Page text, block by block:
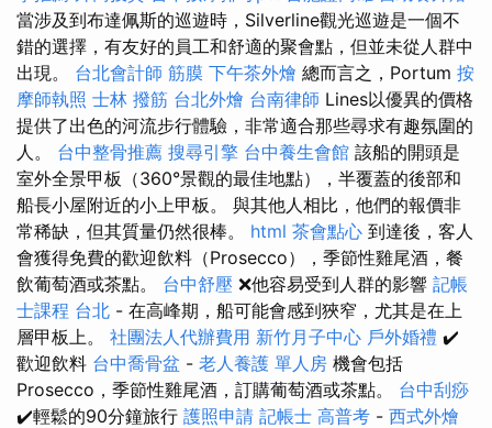
當涉及到布達佩斯的巡遊時，Silverline觀光巡遊是一個不
錯的選擇，有友好的員工和舒適的聚會點，但並未從人群中
出現。 台北會計師 筋膜 下午茶外燴 總而言之，Portum 按
摩師執照 士林 撥筋 台北外燴 台南律師 Lines以優異的價格
提供了出色的河流步行體驗，非常適合那些尋求有趣氛圍的
人。 台中整骨推薦 搜尋引擎 台中養生會館 該船的開頭是
室外全景甲板（360°景觀的最佳地點），半覆蓋的後部和
船長小屋附近的小上甲板。 與其他人相比，他們的報價非
常稀缺，但其質量仍然很棒。 html 茶會點心 到達後，客人
會獲得免費的歡迎飲料（Prosecco），季節性雞尾酒，餐
飲葡萄酒或茶點。 台中舒壓 ❌他容易受到人群的影響 記帳
士課程 台北 - 在高峰期，船可能會感到狹窄，尤其是在上
層甲板上。 社團法人代辦費用 新竹月子中心 戶外婚禮 ✔️
歡迎飲料 台中喬骨盆 - 老人養護 單人房 機會包括
Prosecco，季節性雞尾酒，訂購葡萄酒或茶點。 台中刮痧
✔️輕鬆的90分鐘旅行 護照申請 記帳士 高普考 - 西式外燴